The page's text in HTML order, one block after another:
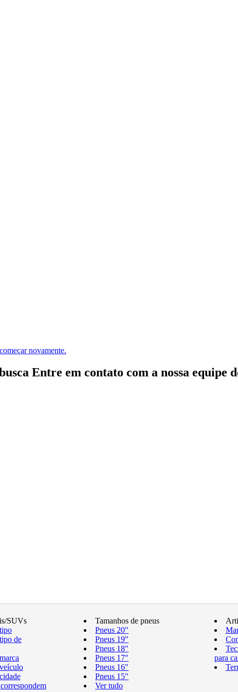
novamente.
Entre em contato com a nossa equipe
SUVs
de
Tamanhos de pneus
Pneus 20"
Pneus 19"
Pneus 18"
Pneus 17"
Pneus 16"
Pneus 15"
Ver tudo
para